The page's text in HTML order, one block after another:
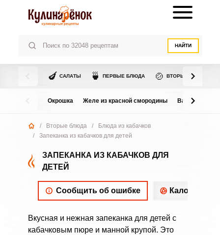
НАЙТИ
🍆 САЛАТЫ 🍵 ПЕРВЫЕ БЛЮДА 🍲 ВТОРЫЕ БЛЮДА
Окрошка Желе из красной смородины Варенье из
/ Вторые блюда /
Блюда из кабачков
/
Запеканка из кабачков для детей
ЗАПЕКАНКА ИЗ КАБАЧКОВ ДЛЯ
ДЕТЕЙ
Сообщить об ошибке
Вкусная и нежная запеканка для детей с
кабачковым пюре и манной крупой. Это